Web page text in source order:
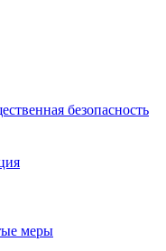
безопасность
меры